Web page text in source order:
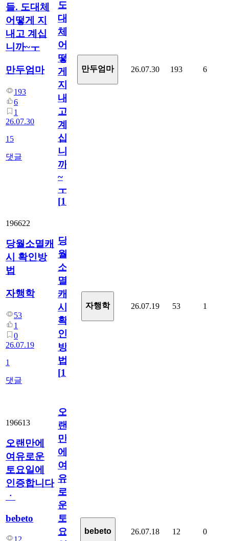
들. 도대체
어떻게 지
내고 계십
니까~ㅜ
만두엄마
193
6
1
26.07.30
15
댓글
도
대
체
어
떻
게
지
내
고
계
십
니
까
~
ㅜ
[15
만두엄마 26.07.30 193 6
196622
당월소멸캐
시 확인방
법
자행학
53
1
0
26.07.19
1
댓글
당
월
소
멸
캐
시
확
인
방
법
[1]
자행학 26.07.19 53 1
196613
오랜만에
여유로운
토요일에
인증합니다
ㆍ
bebeto
12
오
랜
만
에
여
유
로
운
토
요
bebeto 26.07.18 12 0